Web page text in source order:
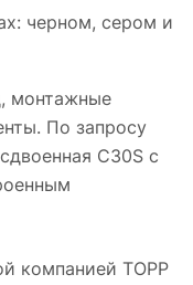
черном, сером и
монтажные
По запросу
С30S с
компанией TOPP